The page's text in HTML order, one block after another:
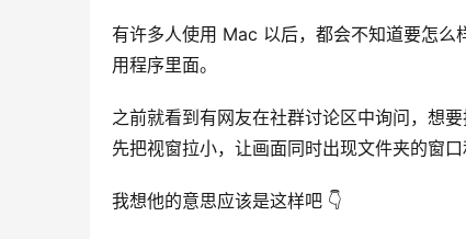
有许多人使用 Mac 以后，都会不知道要怎
用程序里面。
之前就看到有网友在社群讨论区中询问，想
先把视窗拉小，让画面同时出现文件夹的窗
我想他的意思应该是这样吧 👇